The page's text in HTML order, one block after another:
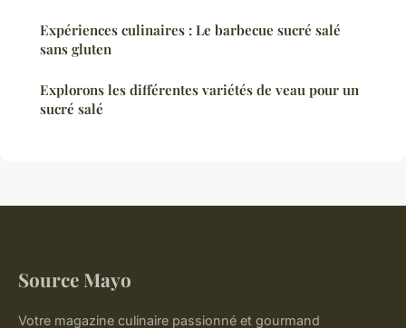
Expériences culinaires : Le barbecue sucré salé
sans gluten
Explorons les différentes variétés de veau pour un
sucré salé
Source Mayo
Votre magazine culinaire passionné et gourmand